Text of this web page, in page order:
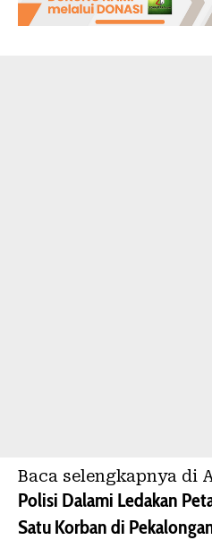
Baca selengkapnya di
Polisi Dalami Ledakan
Satu Korban di